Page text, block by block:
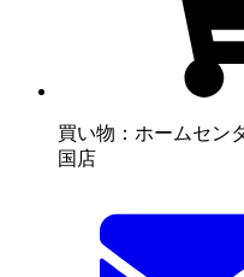
買い物：ホームセン
国店